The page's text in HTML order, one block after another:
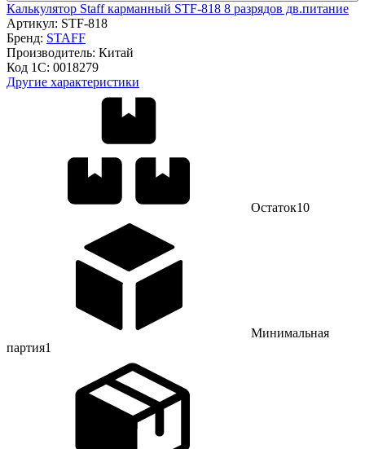
Калькулятор Staff карманный STF-818 8 разрядов дв.питание
Артикул: STF-818
Бренд: STAFF
Производитель: Китай
Код 1С: 0018279
Другие характеристики
Остаток10
Минимальная
партия1